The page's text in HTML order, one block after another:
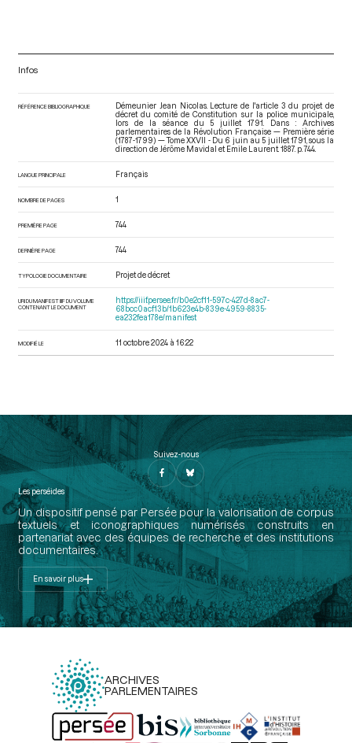
Infos
RÉFÉRENCE BIBLIOGRAPHIQUE
Démeunier Jean Nicolas. Lecture de l'article 3 du projet de
décret du comité de Constitution sur la police municipale,
lors de la séance du 5 juillet 1791. Dans : Archives
parlementaires de la Révolution Française — Première série
(1787-1799) — Tome XXVII - Du 6 juin au 5 juillet 1791 , sous la
direction de Jérôme Mavidal et Emile Laurent. 1887. p. 744.
LANGUE PRINCIPALE Français
NOMBRE DE PAGES 1
PREMIÈRE PAGE 744
DERNIÈRE PAGE 744
TYPOLOGIE DOCUMENTAIRE Projet de décret
URI DU MANIFEST IIIF DU VOLUME
CONTENANT LE DOCUMENT
https://iiif.persee.fr/b0e2cf11-597c-427d-8ac7-
68bcc0acf13b/1b623e4b-839e-4959-8835-
ea232fea178e/manifest
MODIFIÉ LE 11 octobre 2024 à 16:22
Suivez-nous
Les perséides
Un dispositif pensé par Persée pour la valorisation de corpus
textuels et iconographiques numérisés construits en
partenariat avec des équipes de recherche et des institutions
documentaires.
En savoir plus
ARCHIVES
PARLEMENTAIRES